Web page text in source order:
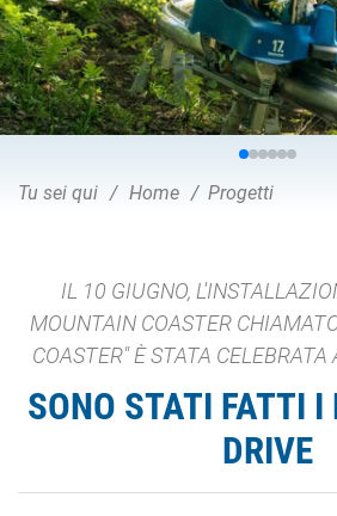
Tu sei qui Home Progetti
IL 10 GIUGNO,
MOUNTAIN COASTER
COASTER" È STATA
SONO STATI FATTI
DRIVE